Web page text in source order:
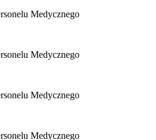
Medycznego
Medycznego
Medycznego
Medycznego